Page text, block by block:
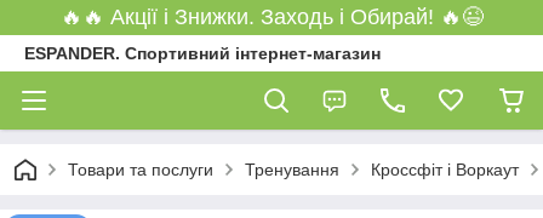
🔥🔥 Акції і Знижки. Заходь і Обирай! 🔥😉
ESPANDER. Спортивний інтернет-магазин
Товари та послуги Тренування Кроссфіт і Воркаут